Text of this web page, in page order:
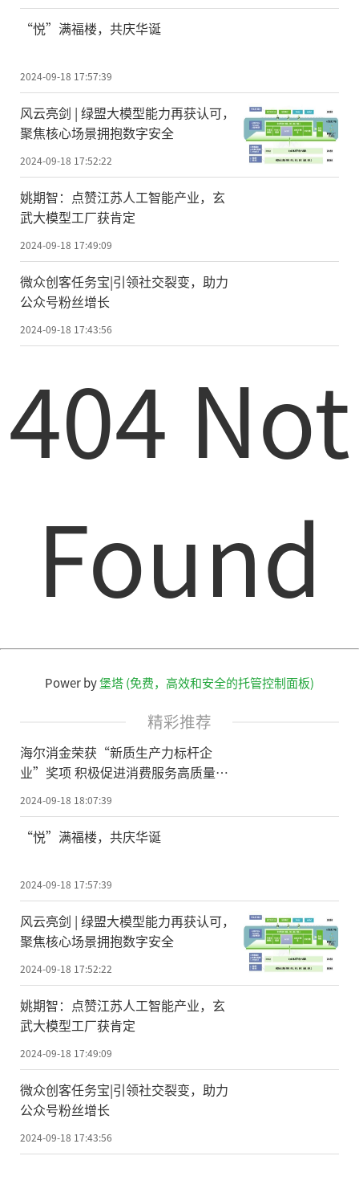
“悦”满福楼，共庆华诞
2024-09-18 17:57:39
风云亮剑 | 绿盟大模型能力再获认可，
聚焦核心场景拥抱数字安全
2024-09-18 17:52:22
姚期智：点赞江苏人工智能产业，玄
武大模型工厂获肯定
2024-09-18 17:49:09
微众创客任务宝|引领社交裂变，助力
公众号粉丝增长
2024-09-18 17:43:56
404 Not
Found
Power by堡塔 (免费，高效和安全的托管控制面板)
精彩推荐
海尔消金荣获“新质生产力标杆企
业”奖项 积极促进消费服务高质量发
展
2024-09-18 18:07:39
“悦”满福楼，共庆华诞
2024-09-18 17:57:39
风云亮剑 | 绿盟大模型能力再获认可，
聚焦核心场景拥抱数字安全
2024-09-18 17:52:22
姚期智：点赞江苏人工智能产业，玄
武大模型工厂获肯定
2024-09-18 17:49:09
微众创客任务宝|引领社交裂变，助力
公众号粉丝增长
2024-09-18 17:43:56